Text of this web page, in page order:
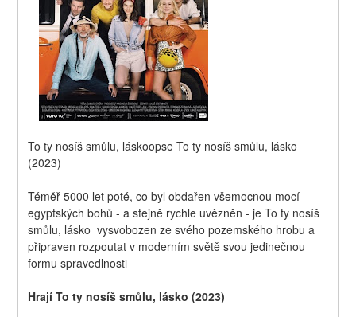
To ty nosíš smůlu, láskoopse To ty nosíš smůlu, lásko
(2023)
Téměř 5000 let poté, co byl obdařen všemocnou mocí
egyptských bohů - a stejně rychle uvězněn - je To ty nosíš
smůlu, lásko  vysvobozen ze svého pozemského hrobu a
připraven rozpoutat v moderním světě svou jedinečnou
formu spravedlnosti
Hrají To ty nosíš smůlu, lásko (2023)